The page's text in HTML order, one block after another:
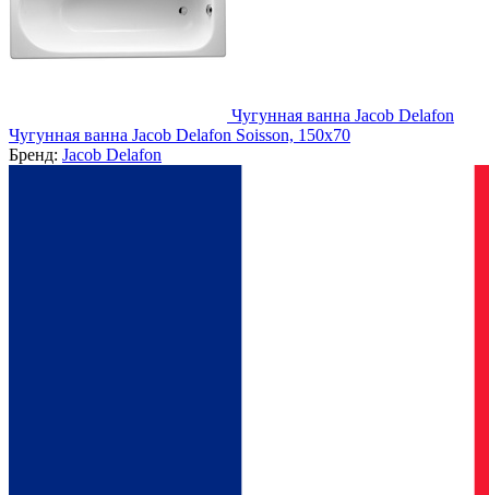
Чугунная ванна Jacob Delafon
Чугунная ванна Jacob Delafon Soisson, 150х70
Бренд: Jacob Delafon